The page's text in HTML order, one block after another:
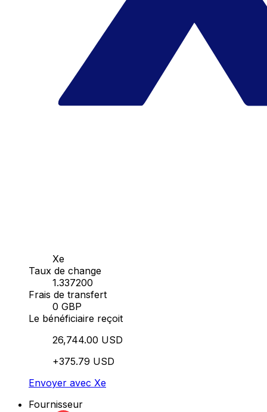
Xe
Taux de change
1.337200
Frais de transfert
0 GBP
Le bénéficiaire reçoit
26,744.00 USD
+375.79 USD
Envoyer avec Xe
Fournisseur